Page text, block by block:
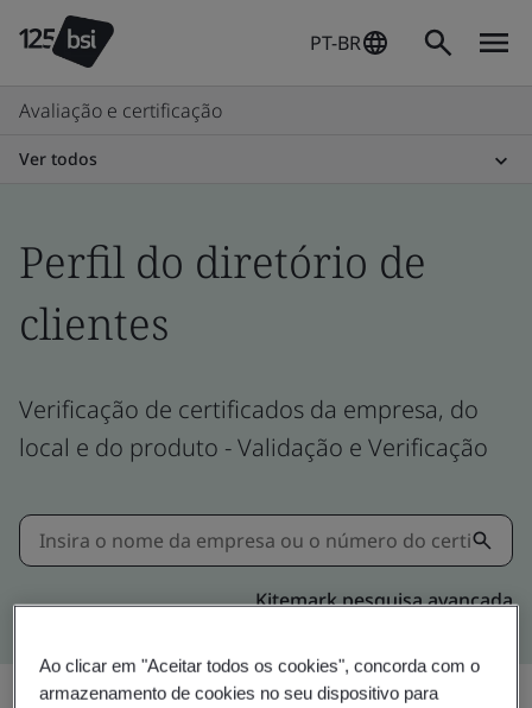
PT-BR
Avaliação e certificação
Ver todos
Perfil do diretório de
clientes
Verificação de certificados da empresa, do
local e do produto - Validação e Verificação
Kitemark pesquisa avançada
Ao clicar em "Aceitar todos os cookies", concorda com o
armazenamento de cookies no seu dispositivo para